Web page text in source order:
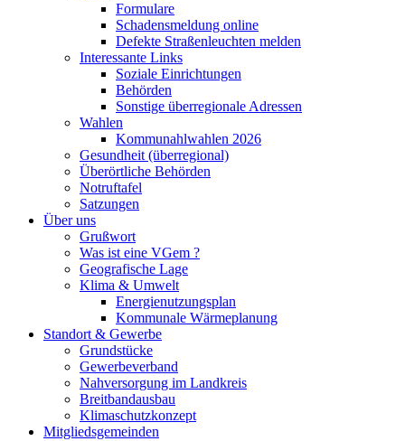
Formulare
Schadensmeldung online
Defekte Straßenleuchten melden
Interessante Links
Soziale Einrichtungen
Behörden
Sonstige überregionale Adressen
Wahlen
Kommunahlwahlen 2026
Gesundheit (überregional)
Überörtliche Behörden
Notruftafel
Satzungen
Über uns
Grußwort
Was ist eine VGem ?
Geografische Lage
Klima & Umwelt
Energienutzungsplan
Kommunale Wärmeplanung
Standort & Gewerbe
Grundstücke
Gewerbeverband
Nahversorgung im Landkreis
Breitbandausbau
Klimaschutzkonzept
Mitgliedsgemeinden